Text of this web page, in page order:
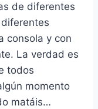
de diferentes
consola y con
La verdad es
todos
momento
matáis…